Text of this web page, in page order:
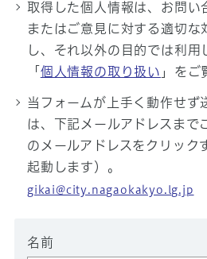
取得した個人情報は、お問い
またはご意見に対する適切な
し、それ以外の目的では利用
「 個人情報の取り扱い 」をご
当フォームが上手く動作せず
は、下記メールアドレスまで
のメールアドレスをクリック
起動します）。
gikai@city.nagaokakyo.lg.jp
名前